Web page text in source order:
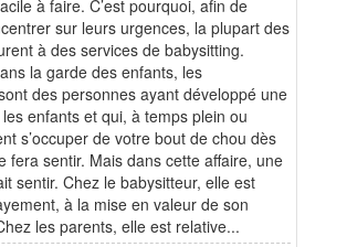
à faire. C’est pourquoi, afin de
sur leurs urgences, la plupart des
à des services de babysitting.
la garde des enfants, les
des personnes ayant développé une
enfants et qui, à temps plein ou
s’occuper de votre bout de chou dès
fera sentir. Mais dans cette affaire, une
sentir. Chez le babysitteur, elle est
à la mise en valeur de son
les parents, elle est relative...